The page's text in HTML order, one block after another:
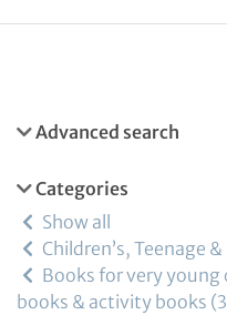
Advanced search
Categories
Show all
Children’s, Teenage
Books for very young
books & activity books